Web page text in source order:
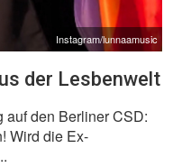
Instagram/lunnaamusic
der Lesbenwelt
auf den Berliner CSD:
Wird die Ex-